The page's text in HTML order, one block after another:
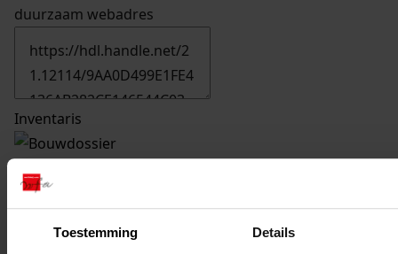
Toestemming Details
duurzaam webadres
Inventaris
Datering
Beschrijving: